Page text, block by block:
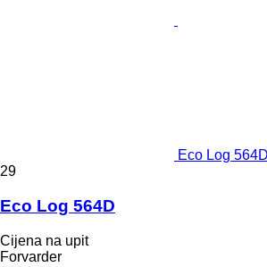
Eco Log
29
Eco Log 564D
Cijena na upit
Forvarder